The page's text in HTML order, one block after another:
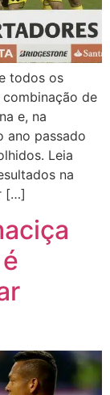
todos os
de
e, na
ano passado
Leia
na
[…]